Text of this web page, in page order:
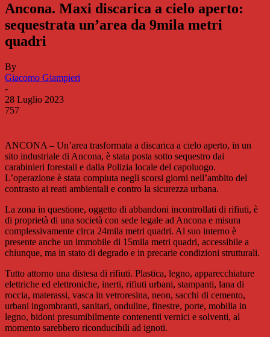
Ancona. Maxi discarica a cielo aperto:
sequestrata un’area da 9mila metri
quadri
By
Giacomo Giampieri
-
28 Luglio 2023
757
ANCONA – Un’area trasformata a discarica a cielo aperto, in un
sito industriale di Ancona, è stata posta sotto sequestro dai
carabinieri forestali e dalla Polizia locale del capoluogo.
L’operazione è stata compiuta negli scorsi giorni nell’ambito del
contrasto ai reati ambientali e contro la sicurezza urbana.
La zona in questione, oggetto di abbandoni incontrollati di rifiuti, è
di proprietà di una società con sede legale ad Ancona e misura
complessivamente circa 24mila metri quadri. Al suo interno è
presente anche un immobile di 15mila metri quadri, accessibile a
chiunque, ma in stato di degrado e in precarie condizioni strutturali.
Tutto attorno una distesa di rifiuti. Plastica, legno, apparecchiature
elettriche ed elettroniche, inerti, rifiuti urbani, stampanti, lana di
roccia, materassi, vasca in vetroresina, neon, sacchi di cemento,
urbani ingombranti, sanitari, onduline, finestre, porte, mobilia in
legno, bidoni presumibilmente contenenti vernici e solventi, al
momento sarebbero riconducibili ad ignoti.